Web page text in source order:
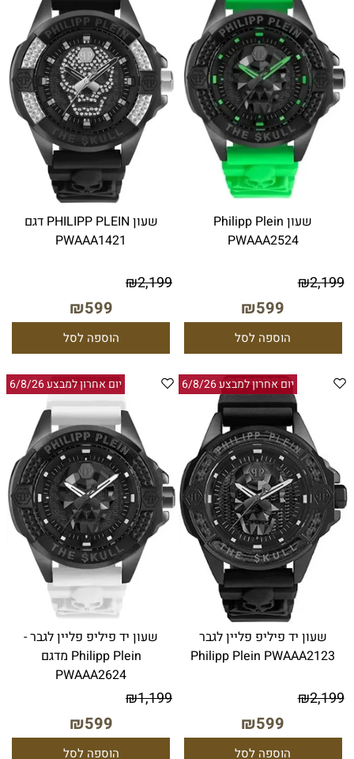
שעון Philipp Plein
PWAAA2524
₪2,199
₪599
הוספה לסל
שעון PHILIPP PLEIN דגם
PWAAA1421
₪2,199
₪599
הוספה לסל
יום אחרון למבצע 6/8/26
שעון יד פיליפ פליין לגבר
Philipp Plein PWAAA2123
₪2,199
₪599
הוספה לסל
יום אחרון למבצע 6/8/26
שעון יד פיליפ פליין לגבר -
Philipp Plein מדגם
PWAAA2624
₪1,199
₪599
הוספה לסל